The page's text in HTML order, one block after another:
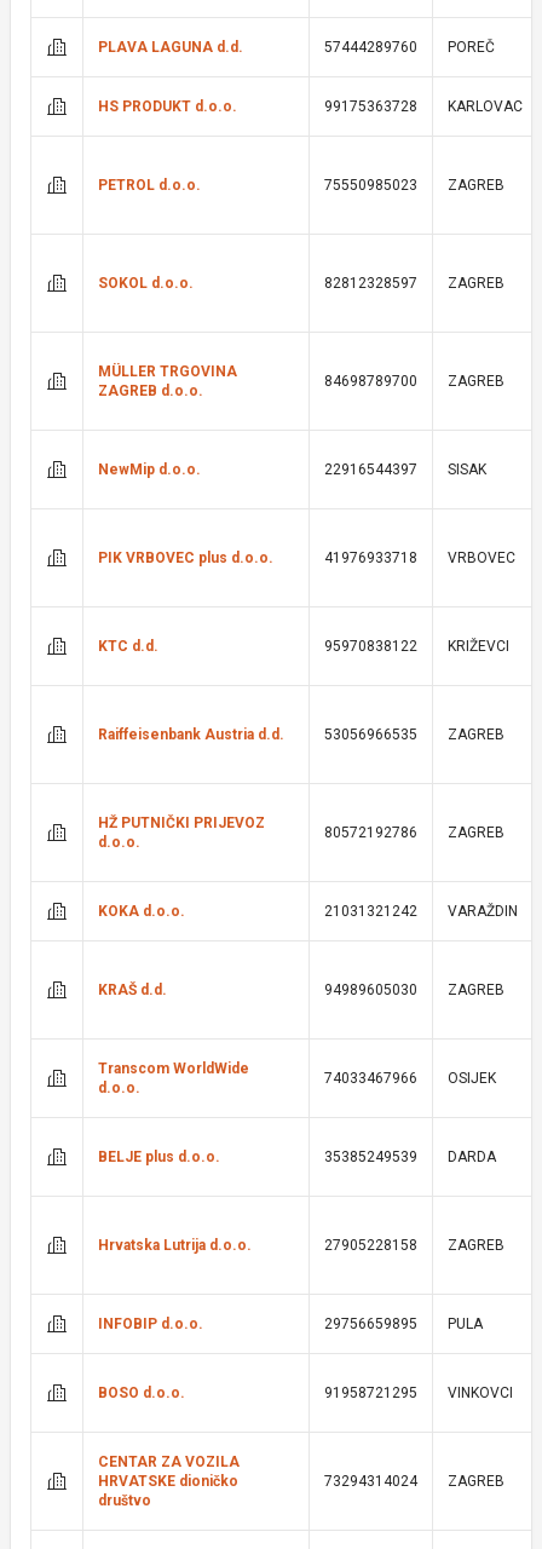
PLAVA LAGUNA d.d. 57444289760 POREČ
HS PRODUKT d.o.o. 99175363728 KARLOVAC
PETROL d.o.o. 75550985023 ZAGREB
SOKOL d.o.o. 82812328597 ZAGREB
MÜLLER TRGOVINA
ZAGREB d.o.o.
84698789700 ZAGREB
NewMip d.o.o. 22916544397 SISAK
PIK VRBOVEC plus d.o.o. 41976933718 VRBOVEC
KTC d.d. 95970838122 KRIŽEVCI
Raiffeisenbank Austria d.d. 53056966535 ZAGREB
HŽ PUTNIČKI PRIJEVOZ
d.o.o.
80572192786 ZAGREB
KOKA d.o.o. 21031321242 VARAŽDIN
KRAŠ d.d. 94989605030 ZAGREB
Transcom WorldWide
d.o.o.
74033467966 OSIJEK
BELJE plus d.o.o. 35385249539 DARDA
Hrvatska Lutrija d.o.o. 27905228158 ZAGREB
INFOBIP d.o.o. 29756659895 PULA
BOSO d.o.o. 91958721295 VINKOVCI
CENTAR ZA VOZILA
HRVATSKE dioničko
društvo
73294314024 ZAGREB